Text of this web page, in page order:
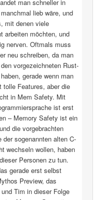
man schneller in
lieb wäre, und
mit denen viele
arbeiten möchten, und
nerven. Oftmals muss
neu schreiben, da man
vorgezeichneten Rust-
gerade wenn man
Features, aber die
in Mem Safety. Mit
ist erst
– Memory Safety ist ein
die vorgebrachten
sogenannten alten C-
wechseln wollen, haben
Personen zu tun.
gerade erst selbst
Preview, das
Tim in dieser Folge